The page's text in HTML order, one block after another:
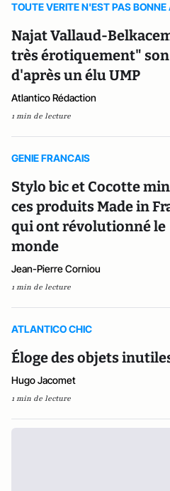
TOUTE VERITE N'EST PAS BONNE
Najat Vallaud-
très érotiquement"
d'après un élu UMP
Atlantico Rédaction
1 min de lecture
GENIE FRANCAIS
Stylo bic et Cocotte
ces produits Made in
qui ont révolutionné le
monde
Jean-Pierre Corniou
1 min de lecture
ATLANTICO CHIC
Éloge des objets
Hugo Jacomet
1 min de lecture